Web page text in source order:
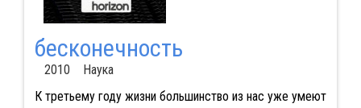
бесконечность
2010 Наука
К третьему году жизни большинство из нас уже умеют